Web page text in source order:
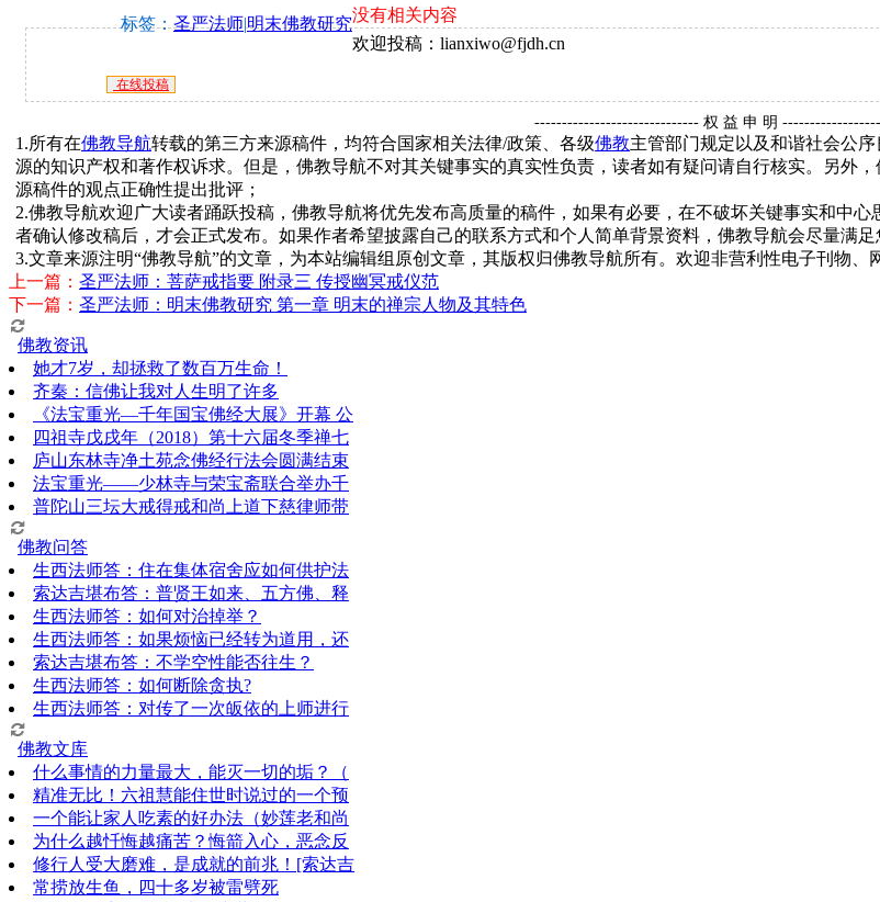
标签：圣严法师|明末佛教研究没有相关内容
欢迎投稿：lianxiwo@fjdh.cn
在线投稿
------------------------------ 权 益 申 明
1.所有在佛教导航转载的第三方来源稿件，均符合国家相关法律/政策、各级佛教主管部门规定以及和谐社会公
源的知识产权和著作权诉求。但是，佛教导航不对其关键事实的真实性负责，读者如有疑问请自行核实。另外
源稿件的观点正确性提出批评；
2.佛教导航欢迎广大读者踊跃投稿，佛教导航将优先发布高质量的稿件，如果有必要，在不破坏关键事实和中
者确认修改稿后，才会正式发布。如果作者希望披露自己的联系方式和个人简单背景资料，佛教导航会尽量满足
3.文章来源注明“佛教导航”的文章，为本站编辑组原创文章，其版权归佛教导航所有。欢迎非营利性电子刊物、
上一篇： 圣严法师：菩萨戒指要 附录三 传授幽冥戒仪范
下一篇： 圣严法师：明末佛教研究 第一章 明末的禅宗人物及其特色
佛教资讯
她才7岁，却拯救了数百万生命！
齐秦：信佛让我对人生明了许多
《法宝重光—千年国宝佛经大展》开幕 公
四祖寺戊戌年（2018）第十六届冬季禅七
庐山东林寺净土苑念佛经行法会圆满结束
法宝重光——少林寺与荣宝斋联合举办千
普陀山三坛大戒得戒和尚上道下慈律师带
佛教问答
生西法师答：住在集体宿舍应如何供护法
索达吉堪布答：普贤王如来、五方佛、释
生西法师答：如何对治掉举？
生西法师答：如果烦恼已经转为道用，还
索达吉堪布答：​不学空性能否往生？
生西法师答：如何断除贪执?
生西法师答：对传了一次皈依的上师进行
佛教文库
什么事情的力量最大，能灭一切的垢？（
精准无比！六祖慧能住世时说过的一个预
一个能让家人吃素的好办法（妙莲老和尚
为什么越忏悔越痛苦？悔箭入心，恶念反
修行人受大磨难，是成就的前兆！[索达吉
常捞放生鱼，四十多岁被雷劈死